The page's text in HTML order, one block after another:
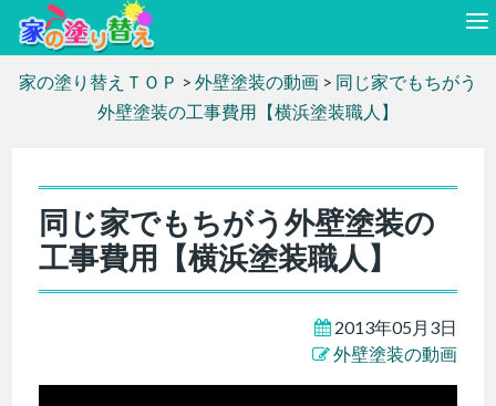
家の塗り替えＴＯＰ > 外壁塗装の動画 > 同じ家でもちがう
外壁塗装の工事費用【横浜塗装職人】
同じ家でもちがう外壁塗装の
工事費用【横浜塗装職人】
2013年05月3日
外壁塗装の動画